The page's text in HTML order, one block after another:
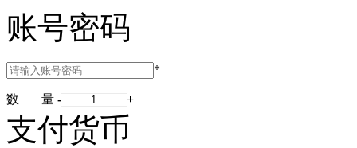
账号密码
*
数 量 - +
支付货币